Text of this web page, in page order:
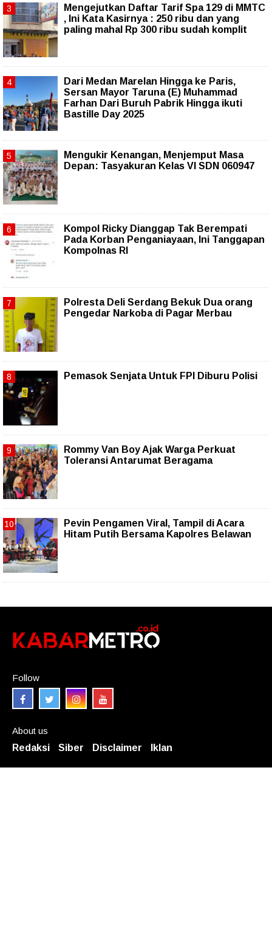
Mengejutkan Daftar Tarif Spa 129 di MMTC
, Ini Kata Kasirnya : 250 ribu dan yang
paling mahal Rp 300 ribu sudah komplit
‎Dari Medan Marelan Hingga ke Paris,
Sersan Mayor Taruna (E) Muhammad
Farhan Dari Buruh Pabrik Hingga ikuti
Bastille Day 2025
Mengukir Kenangan, Menjemput Masa
Depan: Tasyakuran Kelas VI SDN 060947
Kompol Ricky Dianggap Tak Berempati
Pada Korban Penganiayaan, Ini Tanggapan
Kompolnas RI
Polresta Deli Serdang Bekuk Dua orang
Pengedar Narkoba di Pagar Merbau
Pemasok Senjata Untuk FPI Diburu Polisi
Rommy Van Boy Ajak Warga Perkuat
Toleransi Antarumat Beragama
Pevin Pengamen Viral, Tampil di Acara
Hitam Putih Bersama Kapolres Belawan
Follow
About us
Redaksi
Siber Disclaimer Iklan